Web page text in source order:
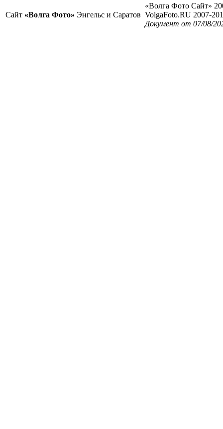
Сайт «Волга Фото» Энгельс и Саратов
«Волга Фото Сайт»
VolgaFoto.RU 2007-
Документ от 07/08/